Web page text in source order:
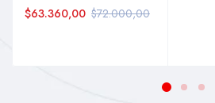
$63.360,00 $72.000,00